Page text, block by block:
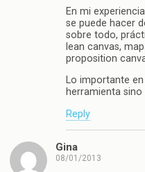
En mi
se puede hacer
sobre todo,
lean canvas,
proposition
Lo importante
herramienta
Reply
Gina
08/01/2013